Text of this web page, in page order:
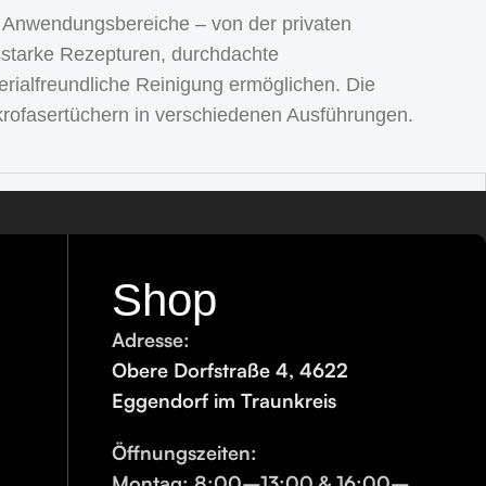
– von der privaten
Rezepturen, durchdachte
Reinigung ermöglichen. Die
in verschiedenen Ausführungen.
Verschmutzung dosiert
Shop
Adresse:
Obere Dorfstraße 4, 4622
Eggendorf im Traunkreis
Öffnungszeiten: